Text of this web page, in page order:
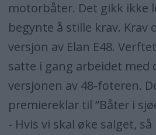
motorbåter. Det gikk ikke
begynte å stille krav. Krav
versjon av Elan E48.
satte i gang arbeidet med
versjonen av 48-foteren.
premiereklar til ”Båter i
- Hvis vi skal øke salget,